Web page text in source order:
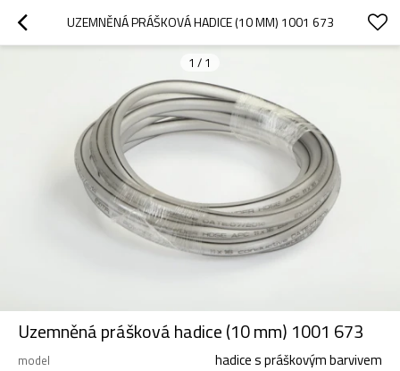
UZEMNĚNÁ PRÁŠKOVÁ HADICE (10 MM) 1001 673
1 / 1
Uzemněná prášková hadice (10 mm) 1001 673
model hadice s práškovým barvivem